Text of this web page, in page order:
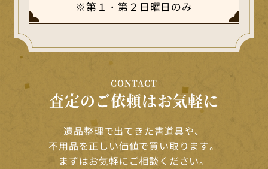
※第１・第２日曜日のみ
CONTACT
査定のご依頼はお気軽に
遺品整理で出てきた書道具や、
不用品を正しい価値で買い取ります。
まずはお気軽にご相談ください。